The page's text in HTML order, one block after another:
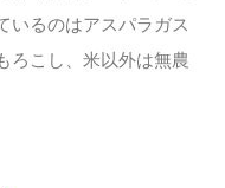
いるのはアスパラガス
ろこし、米以外は無農